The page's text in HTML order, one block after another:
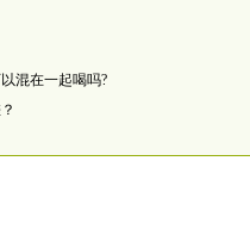
混在一起喝吗?